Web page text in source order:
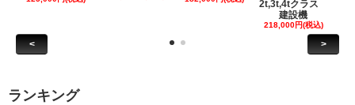
2t,3t,4tクラス
建設機
218,000円(税込)
< >
ランキング